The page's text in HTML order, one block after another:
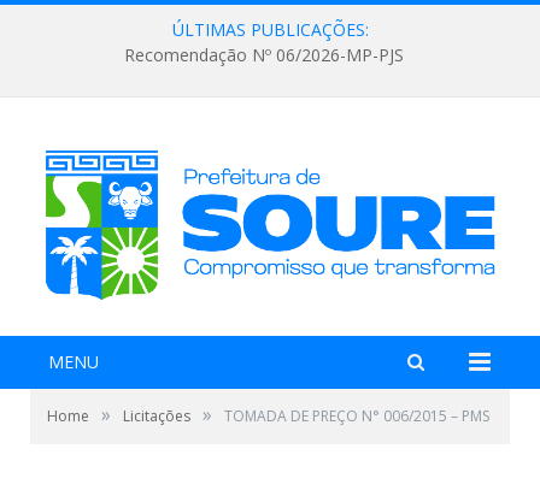
ÚLTIMAS PUBLICAÇÕES:
Recomendação Nº 06/2026-MP-PJS
MENU
Home » Licitações » TOMADA DE PREÇO N° 006/2015 – PMS